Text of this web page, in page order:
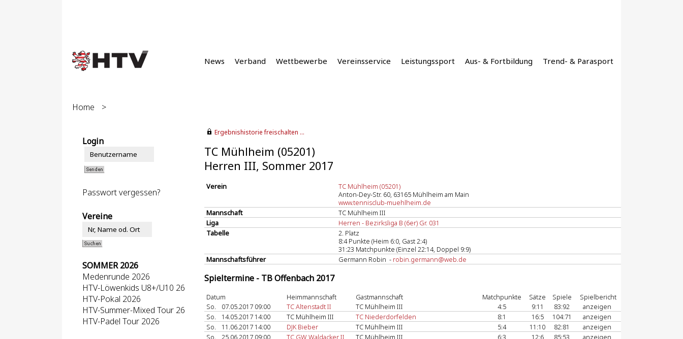
News Verband Wettbewerbe Vereinsservice Leistungssport Aus- & Fortbildung Trend- & Parasport
Home >
Login
Passwort vergessen?
Vereine
SOMMER 2026
Medenrunde 2026
HTV-Löwenkids U8+/U10 26
HTV-Pokal 2026
HTV-Summer-Mixed Tour 26
HTV-Padel Tour 2026
Ergebnishistorie freischalten ...
TC Mühlheim (05201)
Herren III, Sommer 2017
Verein
TC Mühlheim (05201)
Anton-Dey-Str. 60, 63165 Mühlheim am Main
www.tennisclub-muehlheim.de
Mannschaft
TC Mühlheim III
Liga
Herren - Bezirksliga B (6er) Gr. 031
Tabelle
2. Platz
8:4 Punkte (Heim 6:0, Gast 2:4)
31:23 Matchpunkte (Einzel 22:14, Doppel 9:9)
Mannschaftsführer
Germann Robin - robin.germann@web.de
Spieltermine - TB Offenbach 2017
Datum Heimmannschaft Gastmannschaft Matchpunkte Sätze Spiele
Spielbericht
So.
07.05.2017 09:00 TC Altenstadt II TC Mühlheim III 4:5 9:11 83:92
anzeigen
So.
14.05.2017 14:00 TC Mühlheim III TC Niederdorfelden 8:1 16:5 104:71
anzeigen
So.
11.06.2017 14:00 DJK Bieber TC Mühlheim III 5:4 11:10 82:81
anzeigen
So.
25.06.2017 09:00 TC GW Waldacker II TC Mühlheim III 6:3 12:6 85:53
anzeigen